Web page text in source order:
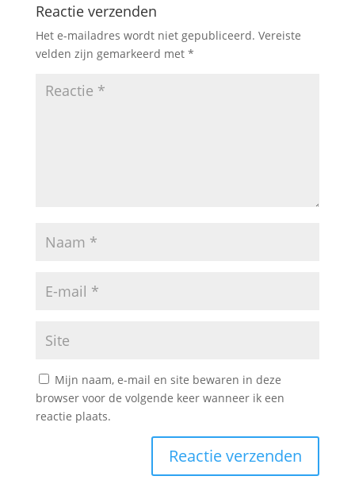
Reactie verzenden
Het e-mailadres wordt niet gepubliceerd. Vereiste
velden zijn gemarkeerd met *
Mijn naam, e-mail en site bewaren in deze
browser voor de volgende keer wanneer ik een
reactie plaats.